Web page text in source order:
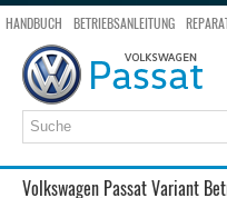
HANDBUCH BETRIEBSANLEITUNG
SEITENSUCHE
Volkswagen Passat Variant